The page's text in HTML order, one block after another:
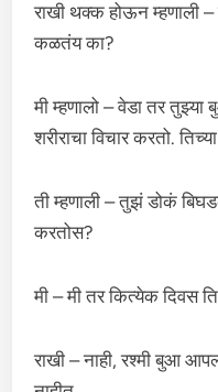
राखी थक्क होऊन म्हणाली
कळतंय का?
मी म्हणालो – वेडा तर
शरीराचा विचार करतो.
ती म्हणाली – तुझं डोकं
करतोस?
मी – मी तर कित्येक दिवस
राखी – नाही, रश्मी बुआ